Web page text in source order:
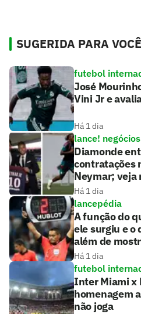
SUGERIDA PARA
futebol
José
Vini Jr e
Há 1 dia
lance! negócios
Diamonde
contratações
Neymar; veja
Há 1 dia
lancepédia
A função do
ele surgiu e o
além de
Há 1 dia
futebol
Inter Miami x
homenagem
não joga